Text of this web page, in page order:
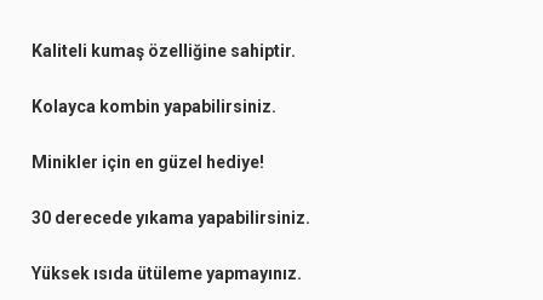
Kaliteli kumaş özelliğine sahiptir.
Kolayca kombin yapabilirsiniz.
Minikler için en güzel hediye!
30 derecede yıkama yapabilirsiniz.
Yüksek ısıda ütüleme yapmayınız.